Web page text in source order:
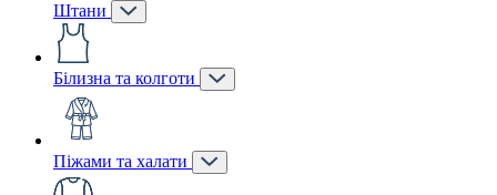
Штани
Білизна та колготи
Піжами та халати